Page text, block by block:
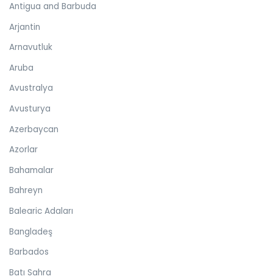
Antigua and Barbuda
Arjantin
Arnavutluk
Aruba
Avustralya
Avusturya
Azerbaycan
Azorlar
Bahamalar
Bahreyn
Balearic Adaları
Bangladeş
Barbados
Batı Sahra